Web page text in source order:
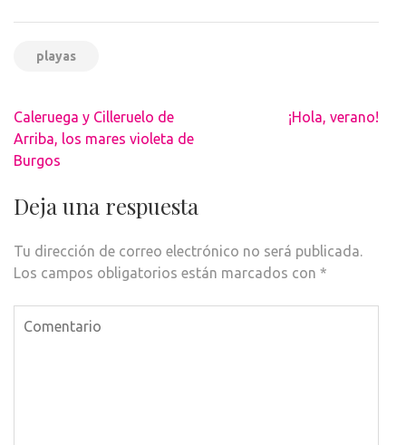
playas
Navegación
de
entradas
Caleruega y Cilleruelo de
Arriba, los mares violeta de
Burgos
¡Hola, verano!
Deja una respuesta
Tu dirección de correo electrónico no será publicada.
Los campos obligatorios están marcados con *